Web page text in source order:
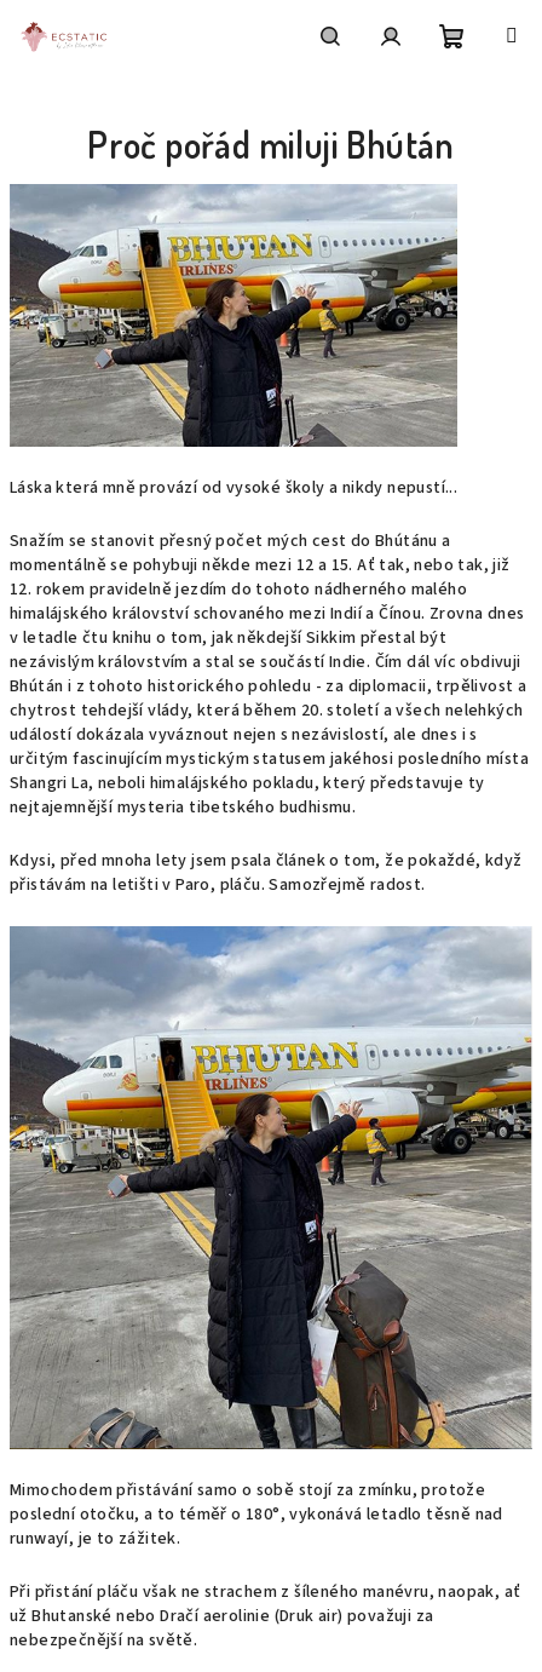
obsah
košík
Proč pořád miluji Bhútán
Láska která mně provází od vysoké školy a nikdy nepustí...
Snažím se stanovit přesný počet mých cest do Bhútánu a
momentálně se pohybuji někde mezi 12 a 15. Ať tak, nebo tak, již
12. rokem pravidelně jezdím do tohoto nádherného malého
himalájského království schovaného mezi Indií a Čínou. Zrovna dnes
v letadle čtu knihu o tom, jak někdejší Sikkim přestal být
nezávislým královstvím a stal se součástí Indie. Čím dál víc obdivuji
Bhútán i z tohoto historického pohledu - za diplomacii, trpělivost a
chytrost tehdejší vlády, která během 20. století a všech nelehkých
událostí dokázala vyváznout nejen s nezávislostí, ale dnes i s
určitým fascinujícím mystickým statusem jakéhosi posledního místa
Shangri La, neboli himalájského pokladu, který představuje ty
nejtajemnější mysteria tibetského budhismu.
Kdysi, před mnoha lety jsem psala článek o tom, že pokaždé, když
přistávám na letišti v Paro, pláču. Samozřejmě radost.
Mimochodem přistávání samo o sobě stojí za zmínku, protože
poslední otočku, a to téměř o 180°, vykonává letadlo těsně nad
runwayí, je to zážitek.
Při přistání pláču však ne strachem z šíleného manévru, naopak, ať
už Bhutanské nebo Dračí aerolinie (Druk air) považuji za
nebezpečnější na světě.